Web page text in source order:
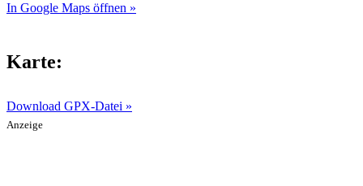
In Google Maps öffnen »
Karte:
Download GPX-Datei »
Anzeige